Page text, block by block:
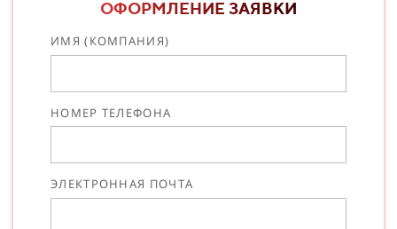
ОФОРМЛЕНИЕ ЗАЯВКИ
ИМЯ (КОМПАНИЯ)
НОМЕР ТЕЛЕФОНА
ЭЛЕКТРОННАЯ ПОЧТА